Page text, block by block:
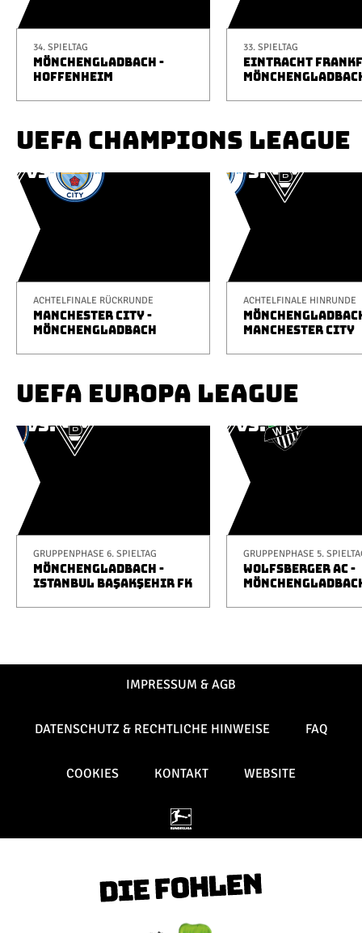
34. SPIELTAG
MÖNCHENGLADBACH -
HOFFENHEIM
33. SPIELTAG
EINTRACHT
UEFA CHAMPIONS LEAGUE
ACHTELFINALE RÜCKRUNDE
MANCHESTER CITY -
MÖNCHENGLADBACH
ACHTELFINALE HINRUNDE
MANCHESTER CITY
UEFA EUROPA LEAGUE
GRUPPENPHASE 6. SPIELTAG
MÖNCHENGLADBACH -
ISTANBUL BAŞAKŞEHIR FK
GRUPPENPHASE 5.
WOLFSBERGER AC -
IMPRESSUM & AGB
DATENSCHUTZ & RECHTLICHE HINWEISE FAQ
COOKIES KONTAKT WEBSITE